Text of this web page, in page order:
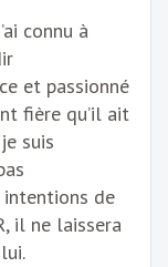
connu à
et passionné
fière qu’il ait
suis
intentions de
il ne laissera